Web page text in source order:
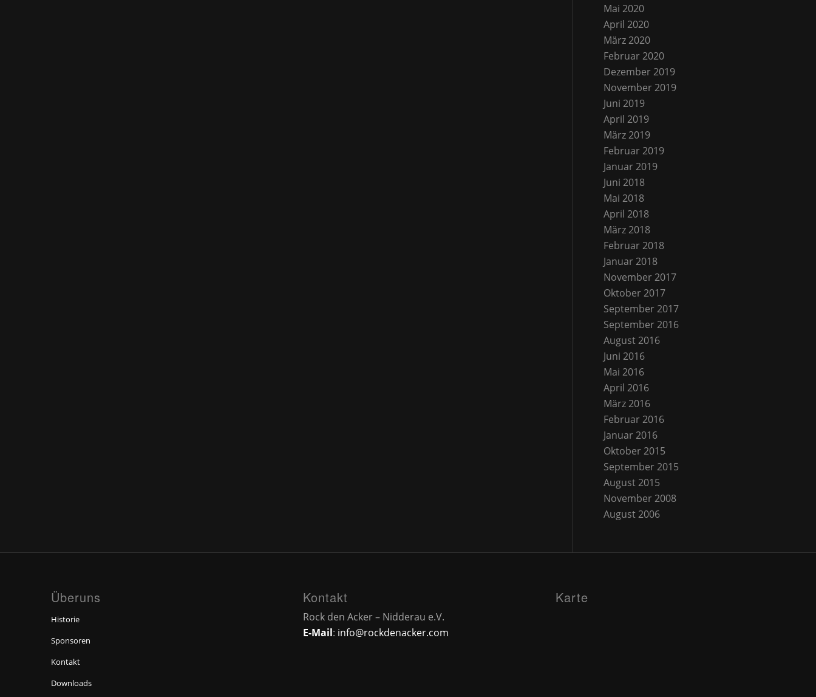
Mai 2020
April 2020
März 2020
Februar 2020
Dezember 2019
November 2019
Juni 2019
April 2019
März 2019
Februar 2019
Januar 2019
Juni 2018
Mai 2018
April 2018
März 2018
Februar 2018
Januar 2018
November 2017
Oktober 2017
September 2017
September 2016
August 2016
Juni 2016
Mai 2016
April 2016
März 2016
Februar 2016
Januar 2016
Oktober 2015
September 2015
August 2015
November 2008
August 2006
Überuns
Historie
Sponsoren
Kontakt
Downloads
Kontakt
Rock den Acker – Nidderau e.V.
E-Mail: info@rockdenacker.com
Karte